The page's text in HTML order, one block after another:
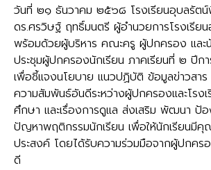
วันที่ ๒๑ ธันวาคม ๒๕๖๘ โรงเรียนอุบลรัต
ดร.ศรวิษฐ์ ฤทธิ์มนตรี ผู้อำนวยการโรงเรีย
พร้อมด้วยผู้บริหาร คณะครู ผู้ปกครอง และนั
ประชุมผู้ปกครองนักเรียน ภาคเรียนที่ ๒ ปี
เพื่อชี้แจงนโยบาย แนวปฏิบัติ ข้อมูลข่าวสาร
ความสัมพันธ์อันดีระหว่างผู้ปกครองและโรงเ
ศึกษา และเรื่องการดูแล ส่งเสริม พัฒนา ป้อ
ปัญหาพฤติกรรมนักเรียน เพื่อให้นักเรียนมี
ประสงค์ โดยได้รับความร่วมมือจากผู้ปกคร
ดี